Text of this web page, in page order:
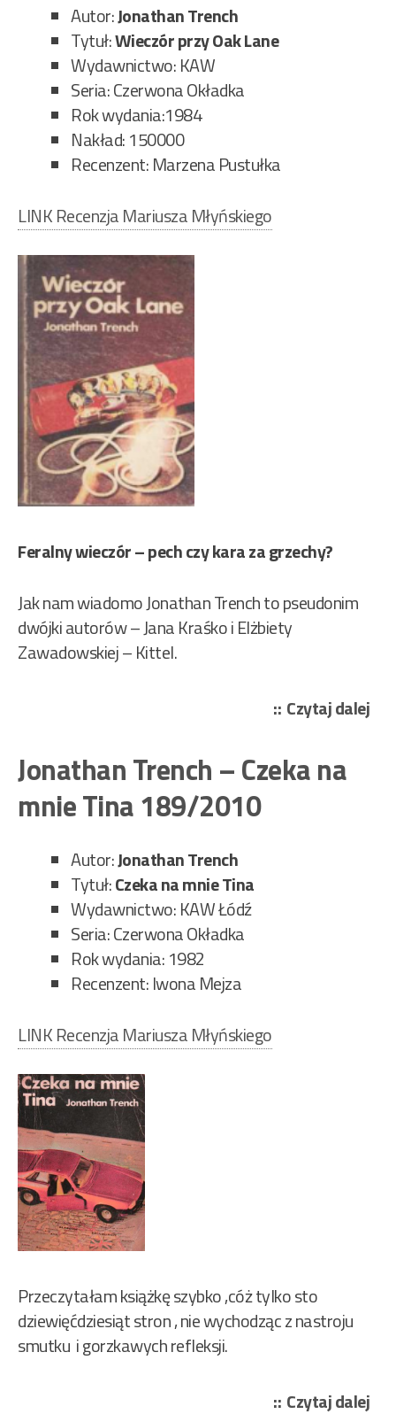
Autor:Jonathan Trench
Tytuł:Wieczór przy Oak Lane
Wydawnictwo: KAW
Seria: Czerwona Okładka
Rok wydania:1984
Nakład: 150000
Recenzent: Marzena Pustułka
LINK Recenzja Mariusza Młyńskiego
Feralny wieczór – pech czy kara za grzechy?
Jak nam wiadomo Jonathan Trench to pseudonim
dwójki autorów – Jana Kraśko i Elżbiety
Zawadowskiej – Kittel.
Czytaj dalej
Jonathan Trench – Czeka na
mnie Tina 189/2010
Autor:Jonathan Trench
Tytuł:Czeka na mnie Tina
Wydawnictwo: KAW Łódź
Seria: Czerwona Okładka
Rok wydania: 1982
Recenzent: Iwona Mejza
LINK Recenzja Mariusza Młyńskiego
Przeczytałam książkę szybko ,cóż tylko sto
dziewięćdziesiąt stron , nie wychodząc z nastroju
smutku i gorzkawych refleksji.
Czytaj dalej